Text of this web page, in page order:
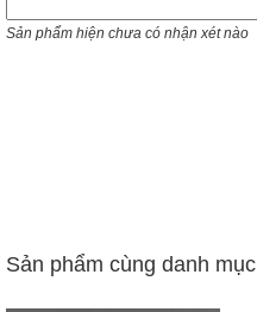
Sản phẩm hiện chưa có nhận xét nào
Sản phẩm cùng danh mục